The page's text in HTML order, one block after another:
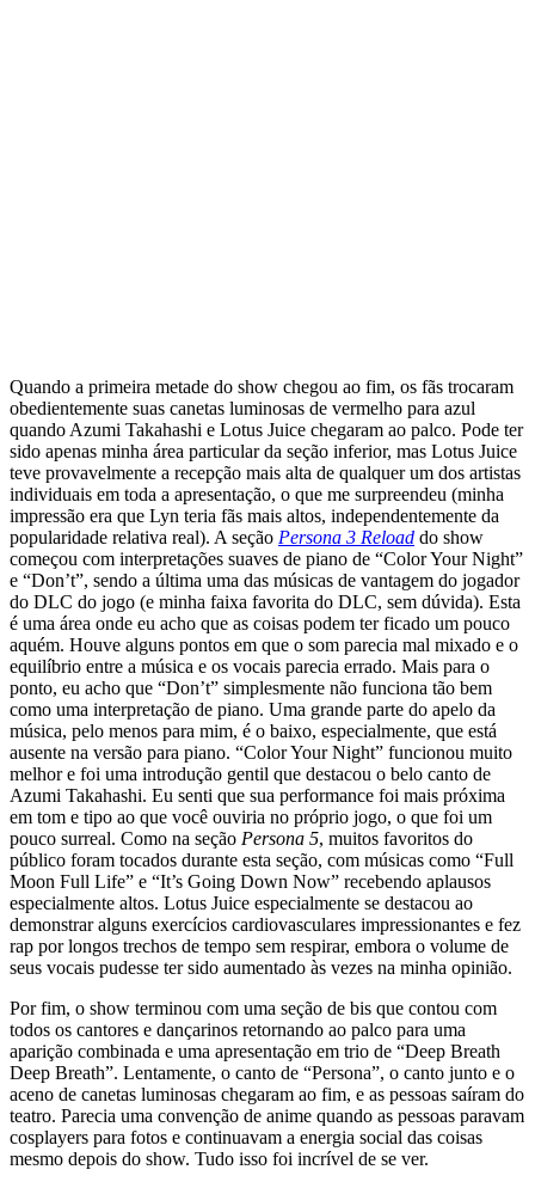
Quando a primeira metade do show chegou ao fim, os fãs trocaram
obedientemente suas canetas luminosas de vermelho para azul
quando Azumi Takahashi e Lotus Juice chegaram ao palco. Pode ter
sido apenas minha área particular da seção inferior, mas Lotus Juice
teve provavelmente a recepção mais alta de qualquer um dos artistas
individuais em toda a apresentação, o que me surpreendeu (minha
impressão era que Lyn teria fãs mais altos, independentemente da
popularidade relativa real). A seção Persona 3 Reload do show
começou com interpretações suaves de piano de “Color Your Night”
e “Don’t”, sendo a última uma das músicas de vantagem do jogador
do DLC do jogo (e minha faixa favorita do DLC, sem dúvida). Esta
é uma área onde eu acho que as coisas podem ter ficado um pouco
aquém. Houve alguns pontos em que o som parecia mal mixado e o
equilíbrio entre a música e os vocais parecia errado. Mais para o
ponto, eu acho que “Don’t” simplesmente não funciona tão bem
como uma interpretação de piano. Uma grande parte do apelo da
música, pelo menos para mim, é o baixo, especialmente, que está
ausente na versão para piano. “Color Your Night” funcionou muito
melhor e foi uma introdução gentil que destacou o belo canto de
Azumi Takahashi. Eu senti que sua performance foi mais próxima
em tom e tipo ao que você ouviria no próprio jogo, o que foi um
pouco surreal. Como na seção Persona 5, muitos favoritos do
público foram tocados durante esta seção, com músicas como “Full
Moon Full Life” e “It’s Going Down Now” recebendo aplausos
especialmente altos. Lotus Juice especialmente se destacou ao
demonstrar alguns exercícios cardiovasculares impressionantes e fez
rap por longos trechos de tempo sem respirar, embora o volume de
seus vocais pudesse ter sido aumentado às vezes na minha opinião.
Por fim, o show terminou com uma seção de bis que contou com
todos os cantores e dançarinos retornando ao palco para uma
aparição combinada e uma apresentação em trio de “Deep Breath
Deep Breath”. Lentamente, o canto de “Persona”, o canto junto e o
aceno de canetas luminosas chegaram ao fim, e as pessoas saíram do
teatro. Parecia uma convenção de anime quando as pessoas paravam
cosplayers para fotos e continuavam a energia social das coisas
mesmo depois do show. Tudo isso foi incrível de se ver.